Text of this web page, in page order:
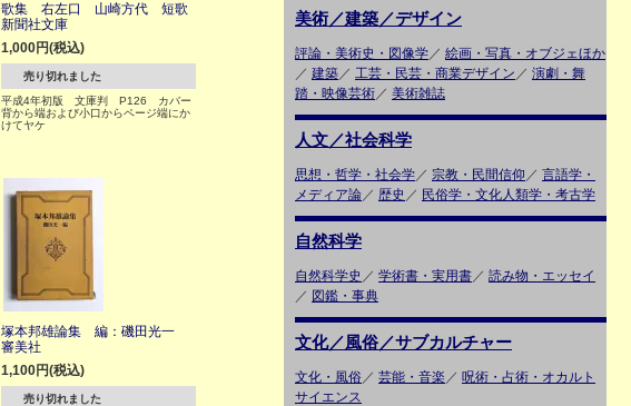
歌集 右左口 山崎方代 短歌
新聞社文庫
1,000円(税込)
売り切れました
平成4年初版 文庫判 P126 カバー
背から端および小口からページ端にか
けてヤケ
塚本邦雄論集 編：磯田光一
審美社
1,100円(税込)
売り切れました
美術／建築／デザイン
評論・美術史・図像学／ 絵画・写真・オブジェほか
／ 建築／ 工芸・民芸・商業デザイン ／ 演劇・舞
踏・映像芸術／ 美術雑誌
人文／社会科学
思想・哲学・社会学／ 宗教・民間信仰 ／ 言語学・
メディア論／ 歴史 ／ 民俗学・文化人類学・考古学
自然科学
自然科学史 ／ 学術書・実用書／ 読み物・エッセイ
／ 図鑑・事典
文化／風俗／サブカルチャー
文化・風俗／ 芸能・音楽 ／ 呪術・占術・オカルト
サイエンス